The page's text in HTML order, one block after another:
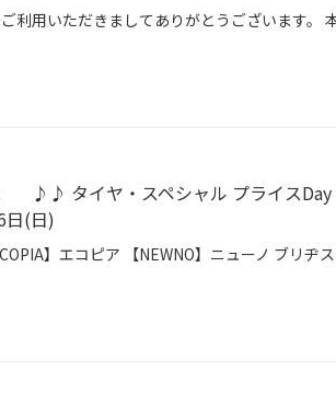
」 ♪♪ タイヤ・スペシャル プライス
日(日)